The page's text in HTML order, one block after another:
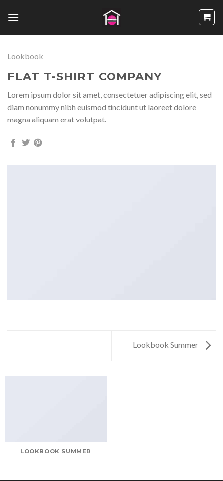
Lookbook
FLAT T-SHIRT COMPANY
Lorem ipsum dolor sit amet, consectetuer adipiscing elit, sed
diam nonummy nibh euismod tincidunt ut laoreet dolore
magna aliquam erat volutpat.
Lookbook Summer
LOOKBOOK SUMMER